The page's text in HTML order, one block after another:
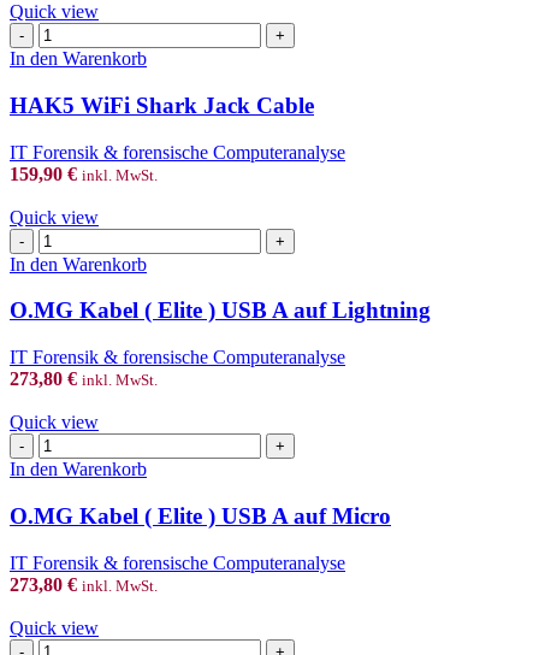
Quick view
HAK5
WiFi
Jack
Cable
In den Warenkorb
HAK5 WiFi Shark Jack Cable
IT Forensik & forensische Computeranalyse
159,90 € inkl. MwSt.
Quick view
O.MG
Kabel
Elite
)
USB
A
auf
Lightning
Menge
In den Warenkorb
O.MG Kabel ( Elite ) USB A auf Lightning
IT Forensik & forensische Computeranalyse
273,80 € inkl. MwSt.
Quick view
O.MG
Kabel
Elite
)
A
auf
Menge
In den Warenkorb
O.MG Kabel ( Elite ) USB A auf Micro
IT Forensik & forensische Computeranalyse
273,80 € inkl. MwSt.
Quick view
O.MG